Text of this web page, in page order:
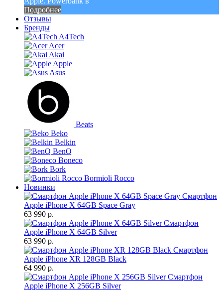
Подробнее
Отзывы
Бренды
A4Tech
Acer
Akai
Apple
Asus
Beats
Beko
Belkin
BenQ
Boneco
Bork
Bormioli Rocco
Новинки
Смартфон
Apple iPhone X 64GB Space Gray
63 990 р.
Смартфон
Apple iPhone X 64GB Silver
63 990 р.
Смартфон
Apple iPhone XR 128GB Black
64 990 р.
Смартфон
Apple iPhone X 256GB Silver